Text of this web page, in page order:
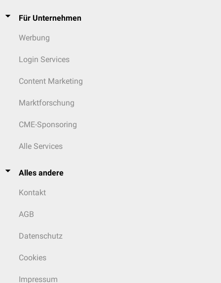
Für Unternehmen
Werbung
Login Services
Content Marketing
Marktforschung
CME-Sponsoring
Alle Services
Alles andere
Kontakt
AGB
Datenschutz
Cookies
Impressum